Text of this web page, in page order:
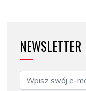
NEWSLETTER